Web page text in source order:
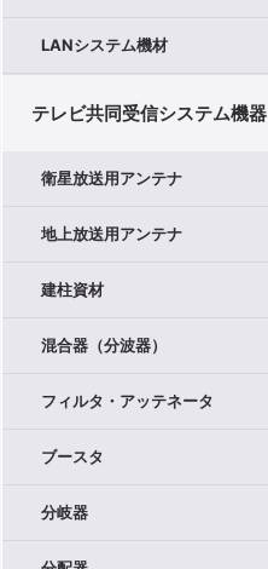
LANシステム機材
テレビ共同受信システム機器
衛星放送用アンテナ
地上放送用アンテナ
建柱資材
混合器（分波器）
フィルタ・アッテネータ
ブースタ
分岐器